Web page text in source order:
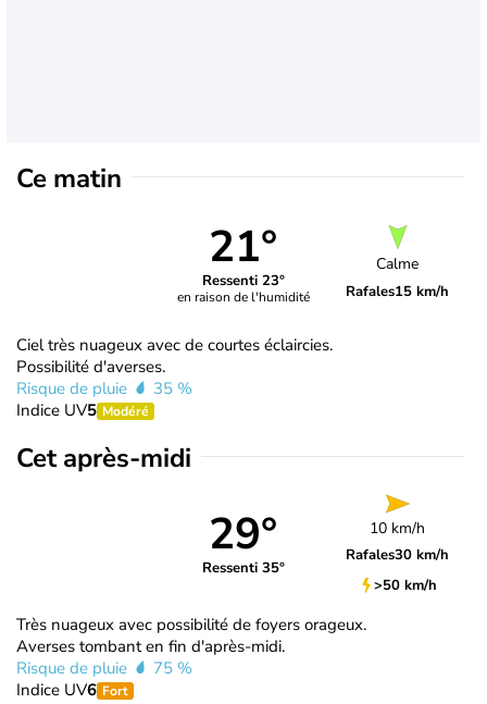
Ce matin
21°
Ressenti 23°
en raison de l'humidité
Calme
Rafales15 km/h
Ciel très nuageux avec de courtes éclaircies.
Possibilité d'averses.
Risque de pluie
35 %
Indice UV5 Modéré
Cet après-midi
29°
Ressenti 35°
10 km/h
Rafales30 km/h
>50 km/h
Très nuageux avec possibilité de foyers orageux.
Averses tombant en fin d'après-midi.
Risque de pluie
75 %
Indice UV6 Fort